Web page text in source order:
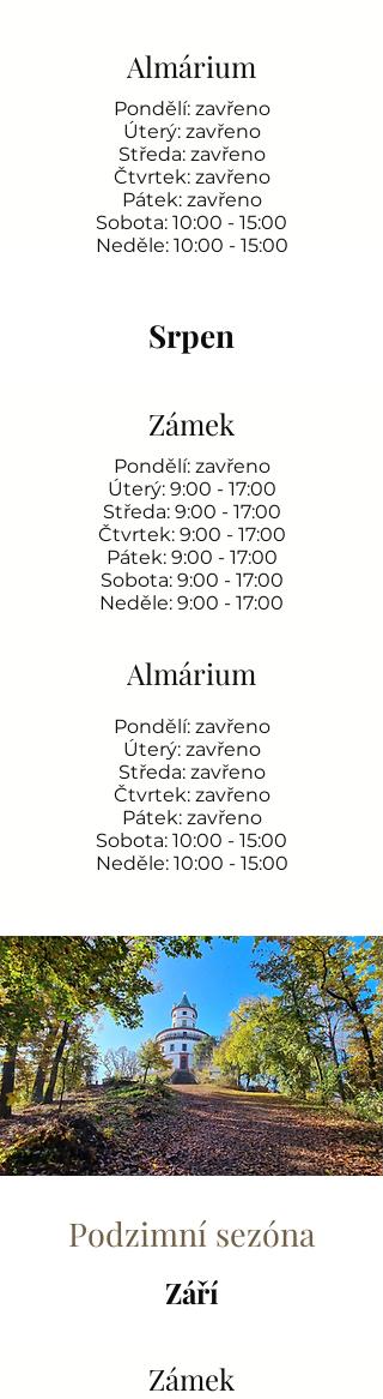
Almárium
Pondělí: zavřeno
Úterý: zavřeno
Středa: zavřeno
Čtvrtek: zavřeno
Pátek: zavřeno
Sobota: 10:00 - 15:00
Neděle: 10:00 - 15:00
Srpen
Zámek
Pondělí: zavřeno
Úterý: 9:00 - 17:00
Středa: 9:00 - 17:00
Čtvrtek: 9:00 - 17:00
Pátek: 9:00 - 17:00
Sobota: 9:00 - 17:00
Neděle: 9:00 - 17:00
Almárium
Pondělí: zavřeno
Úterý: zavřeno
Středa: zavřeno
Čtvrtek: zavřeno
Pátek: zavřeno
Sobota: 10:00 - 15:00
Neděle: 10:00 - 15:00
Podzimní sezóna
Září
Zámek